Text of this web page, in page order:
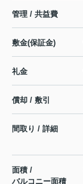
管理 / 共益費
敷金(保証金)
礼金
償却 / 敷引
間取り / 詳細
面積 /
バルコニー面積